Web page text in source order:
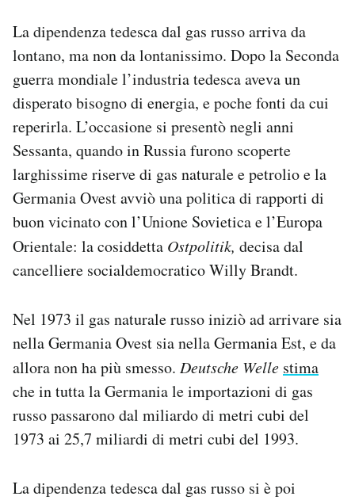
La dipendenza tedesca dal gas russo arriva da
lontano, ma non da lontanissimo. Dopo la Seconda
guerra mondiale l’industria tedesca aveva un
disperato bisogno di energia, e poche fonti da cui
reperirla. L’occasione si presentò negli anni
Sessanta, quando in Russia furono scoperte
larghissime riserve di gas naturale e petrolio e la
Germania Ovest avviò una politica di rapporti di
buon vicinato con l’Unione Sovietica e l’Europa
Orientale: la cosiddetta Ostpolitik, decisa dal
cancelliere socialdemocratico Willy Brandt.
Nel 1973 il gas naturale russo iniziò ad arrivare sia
nella Germania Ovest sia nella Germania Est, e da
allora non ha più smesso. Deutsche Welle stima
che in tutta la Germania le importazioni di gas
russo passarono dal miliardo di metri cubi del
1973 ai 25,7 miliardi di metri cubi del 1993.
La dipendenza tedesca dal gas russo si è poi